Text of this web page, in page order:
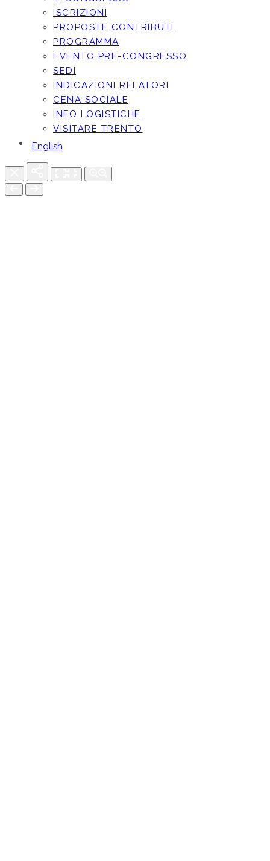
ISCRIZIONI
PROPOSTE CONTRIBUTI
PROGRAMMA
EVENTO PRE-CONGRESSO
SEDI
INDICAZIONI RELATORI
CENA SOCIALE
INFO LOGISTICHE
VISITARE TRENTO
English